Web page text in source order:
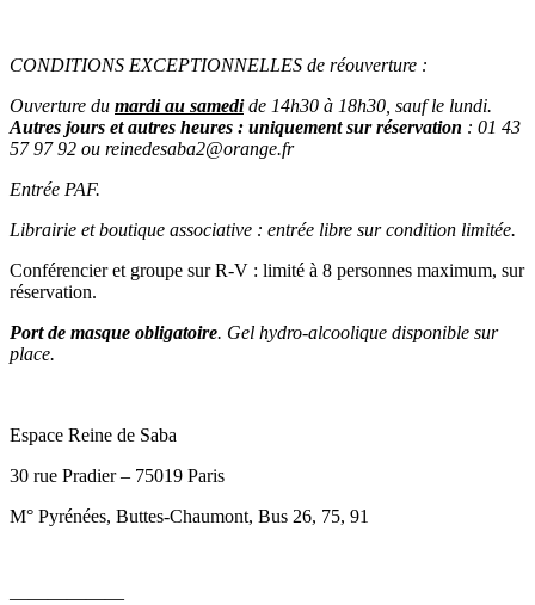
CONDITIONS EXCEPTIONNELLES de réouverture :
Ouverture du mardi au samedide 14h30 à 18h30, sauf le lundi.
Autres jours et autres heures : uniquement sur réservation : 01 43
57 97 92 ou reinedesaba2@orange.fr
Entrée PAF.
Librairie et boutique associative : entrée libre sur condition limitée.
Conférencier et groupe sur R-V : limité à 8 personnes maximum, sur
réservation.
Port de masque obligatoire. Gel hydro-alcoolique disponible sur
place.
Espace Reine de Saba
30 rue Pradier – 75019 Paris
M° Pyrénées, Buttes-Chaumont, Bus 26, 75, 91
——————